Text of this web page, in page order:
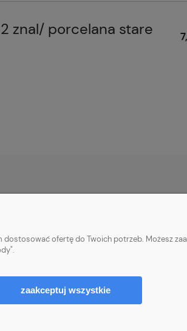
znal/ porcelana stare
i koszty dostawy
Polityka
ofertę do Twoich potrzeb. Możesz
zaakceptuj wszystkie